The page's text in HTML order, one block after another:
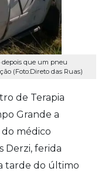
que um pneu
(Foto:Direto das Ruas)
de Terapia
Grande a
do médico
Derzi, ferida
tarde do último